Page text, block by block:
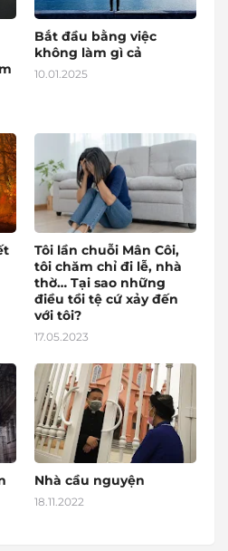
Bắt đầu bằng việc
không làm gì cả
10.01.2025
Tôi lần chuỗi Mân Côi,
tôi chăm chỉ đi lễ, nhà
thờ… Tại sao những
điều tồi tệ cứ xảy đến
với tôi?
17.05.2023
Nhà cầu nguyện
18.11.2022